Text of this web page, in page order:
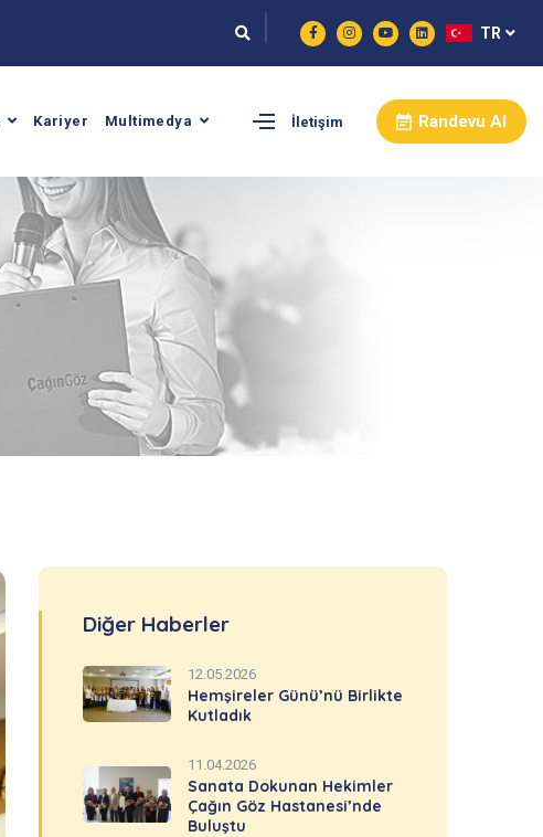
TR
Kariyer Multimedya İletişim Randevu Al
Diğer Haberler
12.05.2026
Hemşireler Günü’nü Birlikte
Kutladık
11.04.2026
Sanata Dokunan Hekimler
Çağın Göz Hastanesi’nde
Buluştu